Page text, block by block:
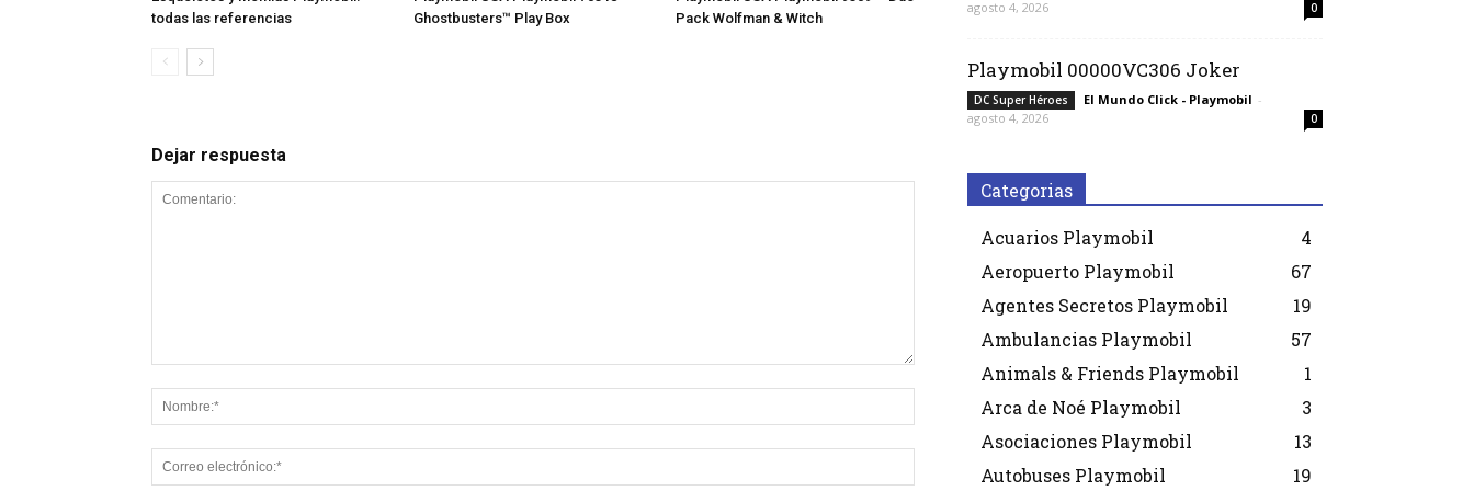
todas las referencias
Ghostbusters™ Play Box
Pack Wolfman & Witch
Dejar respuesta
agosto 4, 2026 0
Playmobil 00000VC306 Joker
DC Super Héroes El Mundo Click - Playmobil -
agosto 4, 2026
0
Categorias
Acuarios Playmobil
4
Aeropuerto Playmobil
67
Agentes Secretos Playmobil
19
Ambulancias Playmobil
57
Animals & Friends Playmobil
1
Arca de Noé Playmobil
3
Asociaciones Playmobil
13
Autobuses Playmobil
19